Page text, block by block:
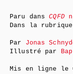
Paru dansCQFD
Dans la rubrique
Par Jonas
Illustré par
Mis en ligne le